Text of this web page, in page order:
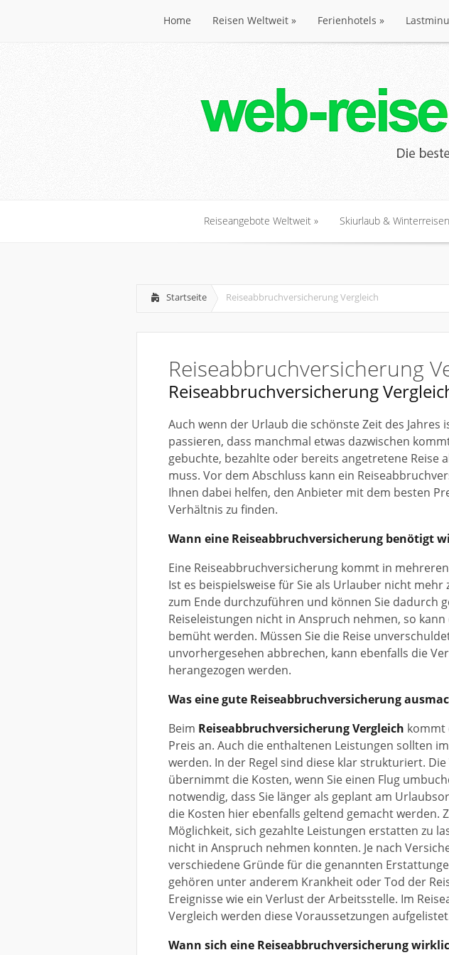
Home Reisen Weltweit » Ferienhotels »
Reiseangebote Weltweit » Skiurlaub & Winterreisen
Startseite Reiseabbruchversicherung Vergleich
Reiseabbruchversicherung
Reiseabbruchversicherung
Auch wenn der Urlaub die schönste Zeit des Jahres
passieren, dass manchmal etwas dazwischen
gebuchte, bezahlte oder bereits angetretene Reise
muss. Vor dem Abschluss kann ein
Ihnen dabei helfen, den Anbieter mit dem besten
Verhältnis zu finden.
Wann eine Reiseabbruchversicherung benötigt
Eine Reiseabbruchversicherung kommt in
Ist es beispielsweise für Sie als Urlauber nicht mehr
zum Ende durchzuführen und können Sie dadurch
Reiseleistungen nicht in Anspruch nehmen, so
bemüht werden. Müssen Sie die Reise
unvorhergesehen abbrechen, kann ebenfalls die
herangezogen werden.
Was eine gute Reiseabbruchversicherung
Beim Reiseabbruchversicherung Vergleich kommt
Preis an. Auch die enthaltenen Leistungen sollten
werden. In der Regel sind diese klar strukturiert.
übernimmt die Kosten, wenn Sie einen Flug
notwendig, dass Sie länger als geplant am
die Kosten hier ebenfalls geltend gemacht werden.
Möglichkeit, sich gezahlte Leistungen erstatten zu
nicht in Anspruch nehmen konnten. Je nach
verschiedene Gründe für die genannten
gehören unter anderem Krankheit oder Tod der
Ereignisse wie ein Verlust der Arbeitsstelle. Im
Vergleich werden diese Voraussetzungen
Wann sich eine Reiseabbruchversicherung